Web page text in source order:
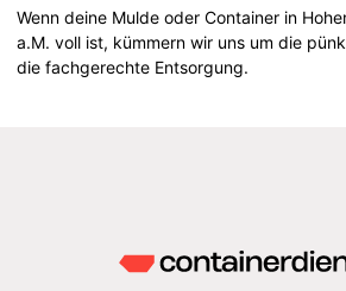
Wenn deine Mulde oder Container in
a.M. voll ist, kümmern wir uns um die
die fachgerechte Entsorgung.